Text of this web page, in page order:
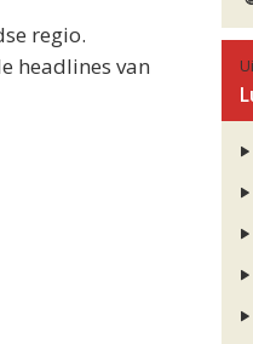
regio.
headlines van